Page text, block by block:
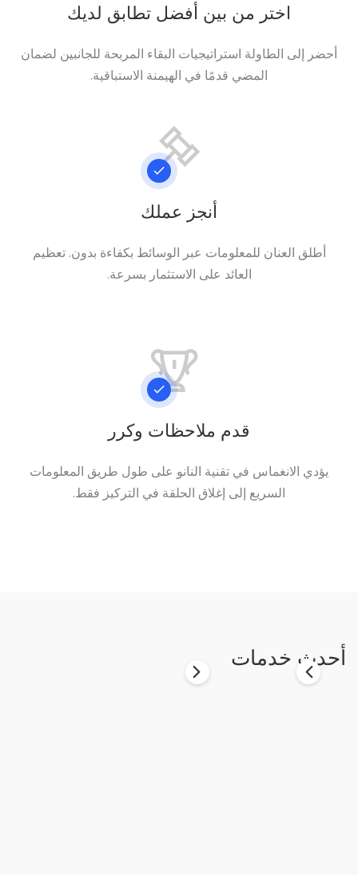
اختر من بين أفضل تطابق لديك
أحضر إلى الطاولة استراتيجيات البقاء المربحة للجانبين لضمان
المضي قدمًا في الهيمنة الاستباقية.
أنجز عملك
أطلق العنان للمعلومات عبر الوسائط بكفاءة بدون. تعظيم
العائد على الاستثمار بسرعة.
قدم ملاحظات وكرر
يؤدي الانغماس في تقنية النانو على طول طريق المعلومات
السريع إلى إغلاق الحلقة في التركيز فقط.
أحدث خدمات